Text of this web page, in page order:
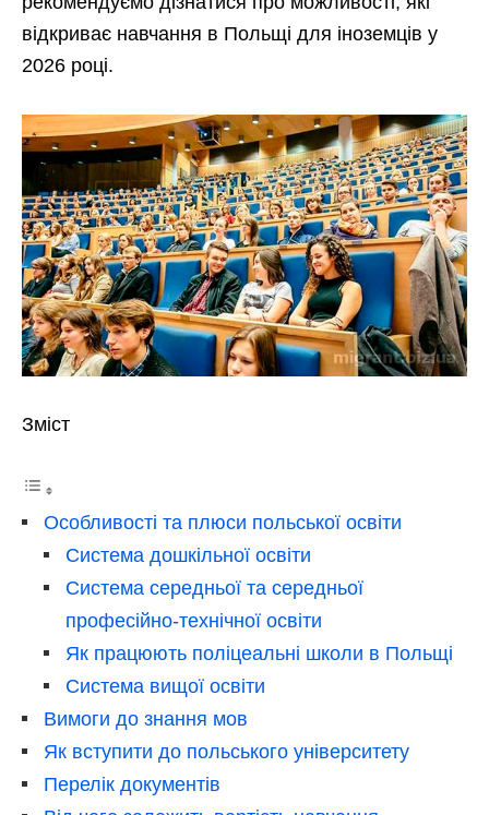
відкриває навчання в Польщі для іноземців у
2026 році.
Зміст
Особливості та плюси польської освіти
Система дошкільної освіти
Система середньої та середньої
професійно-технічної освіти
Як працюють поліцеальні школи в Польщі
Система вищої освіти
Вимоги до знання мов
Як вступити до польського університету
Перелік документів